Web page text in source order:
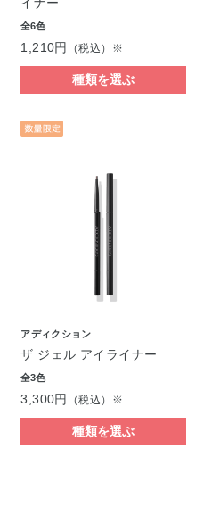
イナー
全6色
1,210円 （税込）※
種類を選ぶ
アディクション
ザ ジェル アイライナー
全3色
3,300円 （税込）※
種類を選ぶ